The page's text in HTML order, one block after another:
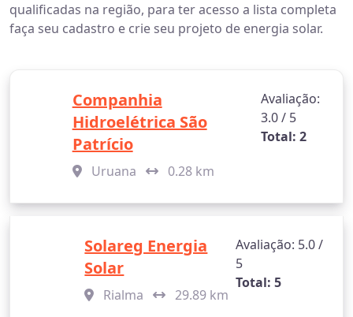
qualificadas na região, para ter acesso a lista completa
faça seu cadastro e crie seu projeto de energia solar.
Companhia
Hidroelétrica São
Patrício
Uruana 0.28 km
Avaliação:
3.0 / 5
Total: 2
Solareg Energia
Solar
Rialma 29.89 km
Avaliação: 5.0 /
5
Total: 5